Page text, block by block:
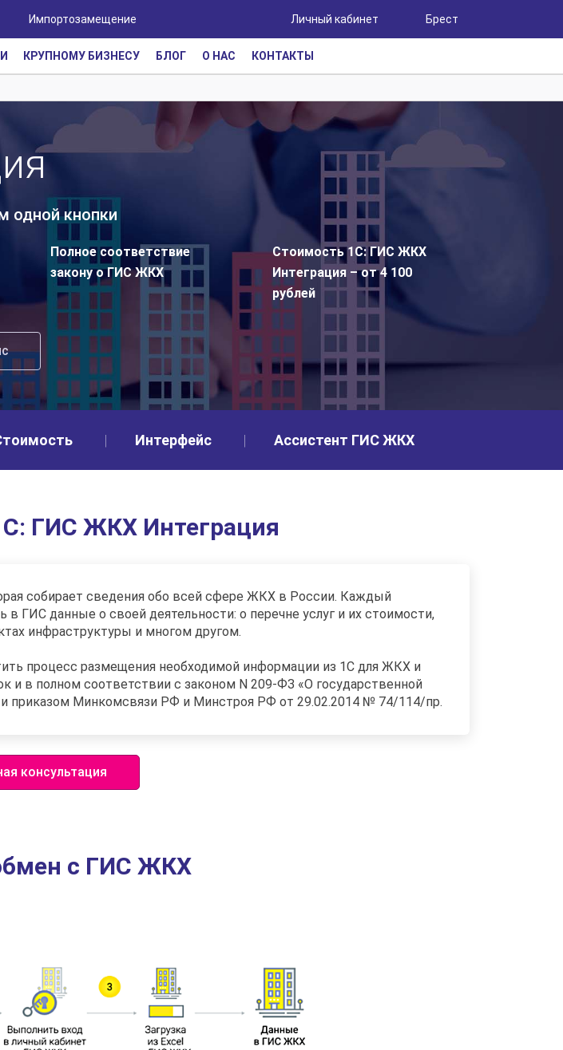
Импортозамещение Личный кабинет Брест
КРУПНОМУ БИЗНЕСУ БЛОГ О НАС КОНТАКТЫ
одной кнопки
Полное соответствие
закону о ГИС ЖКХ
Стоимость 1С: ГИС ЖКХ
Интеграция – от 4 100
рублей
Интерфейс Ассистент ГИС ЖКХ
ГИС ЖКХ Интеграция
собирает сведения обо всей сфере ЖКХ в России. Каждый
ГИС данные о своей деятельности: о перечне услуг и их стоимости,
инфраструктуры и многом другом.
процесс размещения необходимой информации из 1С для ЖКХ и
в полном соответствии с законом N 209-ФЗ «О государственной
приказом Минкомсвязи РФ и Минстроя РФ от 29.02.2014 № 74/114/пр.
консультация
с ГИС ЖКХ